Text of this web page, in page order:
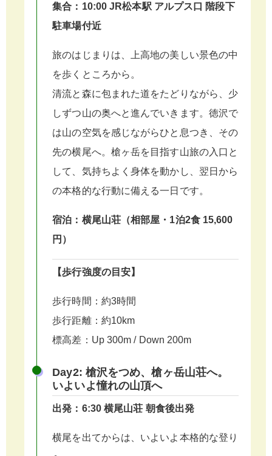
集合：10:00 JR松本駅 アルプス口 階段下
駐車場付近
旅のはじまりは、上高地の美しい景色の中
を歩くところから。
清流と森に包まれた道をたどりながら、少
しずつ山の奥へと進んでいきます。徳沢で
は山の空気を感じながらひと息つき、その
先の横尾へ。槍ヶ岳を目指す山旅の入口と
して、気持ちよく身体を動かし、翌日から
の本格的な行動に備える一日です。
宿泊：横尾山荘（相部屋・1泊2食 15,600
円）
【歩行強度の目安】
歩行時間：約3時間
歩行距離：約10km
標高差：Up 300m / Down 200m
Day2: 槍沢をつめ、槍ヶ岳山荘へ。
いよいよ憧れの山頂へ
出発：6:30 横尾山荘 朝食後出発
横尾を出てからは、いよいよ本格的な登り